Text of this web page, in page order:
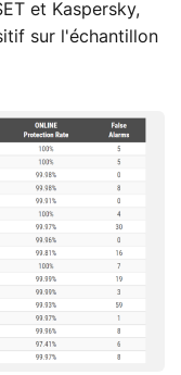
et Kaspersky,
sur l'échantillon